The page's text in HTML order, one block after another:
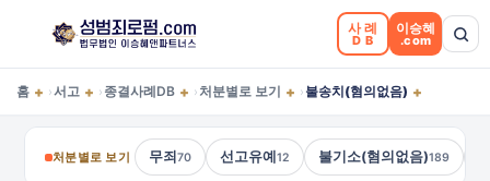
사례
DB
이승혜
.com
홈 + ›서고 + › 종결사례DB + › 처분별로 보기 + › 불송치(혐의없음) +
처분별로 보기 무죄70 선고유예12 불기소(혐의없음)189